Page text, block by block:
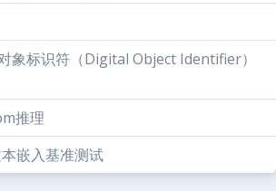
象标识符（Digital Object Identifier）
推理
嵌入基准测试